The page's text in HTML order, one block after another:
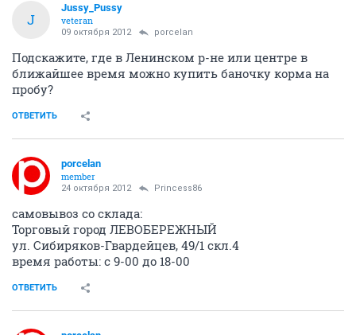
J
Jussy_Pussy
veteran
09 октября 2012 porcelan
Подскажите, где в Ленинском р-не или центре в
ближайшее время можно купить баночку корма на
пробу?
ОТВЕТИТЬ
porcelan
member
24 октября 2012 Princess86
самовывоз со склада:
Торговый город ЛЕВОБЕРЕЖНЫЙ
ул. Сибиряков-Гвардейцев, 49/1 скл.4
время работы: с 9-00 до 18-00
ОТВЕТИТЬ